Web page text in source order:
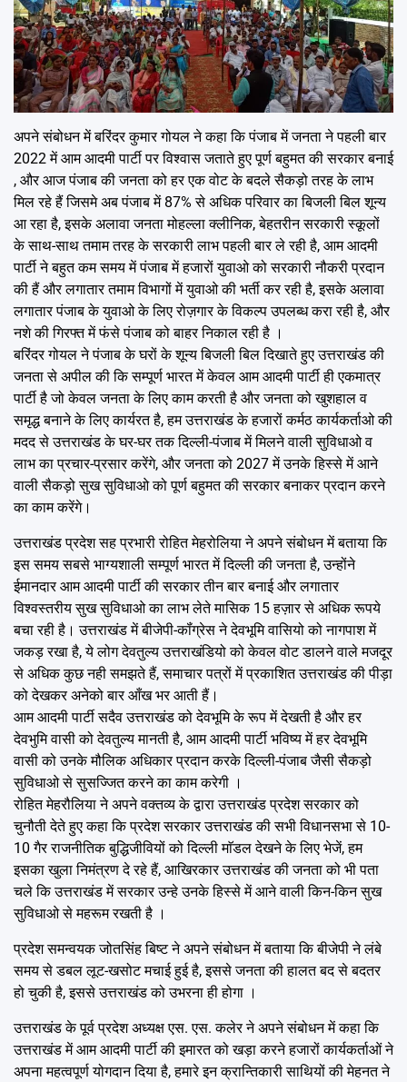
अपने संबोधन में बरिंदर कुमार गोयल ने कहा कि पंजाब में जनता ने पहली बार
2022 में आम आदमी पार्टी पर विश्वास जताते हुए पूर्ण बहुमत की सरकार बनाई
, और आज पंजाब की जनता को हर एक वोट के बदले सैकड़ो तरह के लाभ
मिल रहे हैं जिसमे अब पंजाब में 87% से अधिक परिवार का बिजली बिल शून्य
आ रहा है, इसके अलावा जनता मोहल्ला क्लीनिक, बेहतरीन सरकारी स्कूलों
के साथ-साथ तमाम तरह के सरकारी लाभ पहली बार ले रही है, आम आदमी
पार्टी ने बहुत कम समय में पंजाब में हजारों युवाओ को सरकारी नौकरी प्रदान
की हैं और लगातार तमाम विभागों में युवाओ की भर्ती कर रही है, इसके अलावा
लगातार पंजाब के युवाओ के लिए रोज़गार के विकल्प उपलब्ध करा रही है, और
नशे की गिरफ्त में फंसे पंजाब को बाहर निकाल रही है ।
बरिंदर गोयल ने पंजाब के घरों के शून्य बिजली बिल दिखाते हुए उत्तराखंड की
जनता से अपील की कि सम्पूर्ण भारत में केवल आम आदमी पार्टी ही एकमात्र
पार्टी है जो केवल जनता के लिए काम करती है और जनता को खुशहाल व
समृद्ध बनाने के लिए कार्यरत है, हम उत्तराखंड के हजारों कर्मठ कार्यकर्ताओ की
मदद से उत्तराखंड के घर-घर तक दिल्ली-पंजाब में मिलने वाली सुविधाओ व
लाभ का प्रचार-प्रसार करेंगे, और जनता को 2027 में उनके हिस्से में आने
वाली सैकड़ो सुख सुविधाओ को पूर्ण बहुमत की सरकार बनाकर प्रदान करने
का काम करेंगे।
उत्तराखंड प्रदेश सह प्रभारी रोहित मेहरोलिया ने अपने संबोधन में बताया कि
इस समय सबसे भाग्यशाली सम्पूर्ण भारत में दिल्ली की जनता है, उन्होंने
ईमानदार आम आदमी पार्टी की सरकार तीन बार बनाई और लगातार
विश्वस्तरीय सुख सुविधाओ का लाभ लेते मासिक 15 हज़ार से अधिक रूपये
बचा रही है। उत्तराखंड में बीजेपी-कॉंग्रेस ने देवभूमि वासियो को नागपाश में
जकड़ रखा है, ये लोग देवतुल्य उत्तराखंडियो को केवल वोट डालने वाले मजदूर
से अधिक कुछ नही समझते हैं, समाचार पत्रों में प्रकाशित उत्तराखंड की पीड़ा
को देखकर अनेको बार आँख भर आती हैं।
आम आदमी पार्टी सदैव उत्तराखंड को देवभूमि के रूप में देखती है और हर
देवभुमि वासी को देवतुल्य मानती है, आम आदमी पार्टी भविष्य में हर देवभूमि
वासी को उनके मौलिक अधिकार प्रदान करके दिल्ली-पंजाब जैसी सैकड़ो
सुविधाओ से सुसज्जित करने का काम करेगी ।
रोहित मेहरौलिया ने अपने वक्तव्य के द्वारा उत्तराखंड प्रदेश सरकार को
चुनौती देते हुए कहा कि प्रदेश सरकार उत्तराखंड की सभी विधानसभा से 10-
10 गैर राजनीतिक बुद्धिजीवियों को दिल्ली माॅडल देखने के लिए भेजें, हम
इसका खुला निमंत्रण दे रहे हैं, आखिरकार उत्तराखंड की जनता को भी पता
चले कि उत्तराखंड में सरकार उन्हे उनके हिस्से में आने वाली किन-किन सुख
सुविधाओ से महरूम रखती है ।
प्रदेश समन्वयक जोतसिंह बिष्ट ने अपने संबोधन में बताया कि बीजेपी ने लंबे
समय से डबल लूट-खसोट मचाई हुई है, इससे जनता की हालत बद से बदतर
हो चुकी है, इससे उत्तराखंड को उभरना ही होगा ।
उत्तराखंड के पूर्व प्रदेश अध्यक्ष एस. एस. कलेर ने अपने संबोधन में कहा कि
उत्तराखंड में आम आदमी पार्टी की इमारत को खड़ा करने हजारों कार्यकर्ताओं ने
अपना महत्वपूर्ण योगदान दिया है, हमारे इन क्रान्तिकारी साथियों की मेहनत ने